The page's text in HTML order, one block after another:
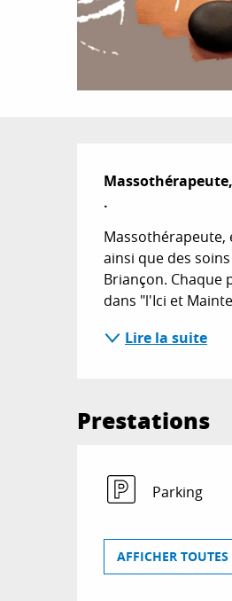
.
Massothérapeute,
ainsi que des
Briançon. Chaque
dans "l'Ici et
Lire la suite
Prestations
Parking
AFFICHER